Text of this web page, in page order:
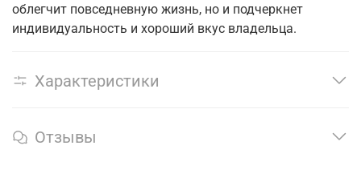
облегчит повседневную жизнь, но и подчеркнет
индивидуальность и хороший вкус владельца.
Характеристики
Отзывы